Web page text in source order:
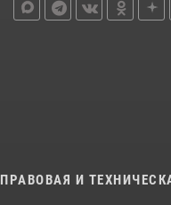
ПРАВОВАЯ И